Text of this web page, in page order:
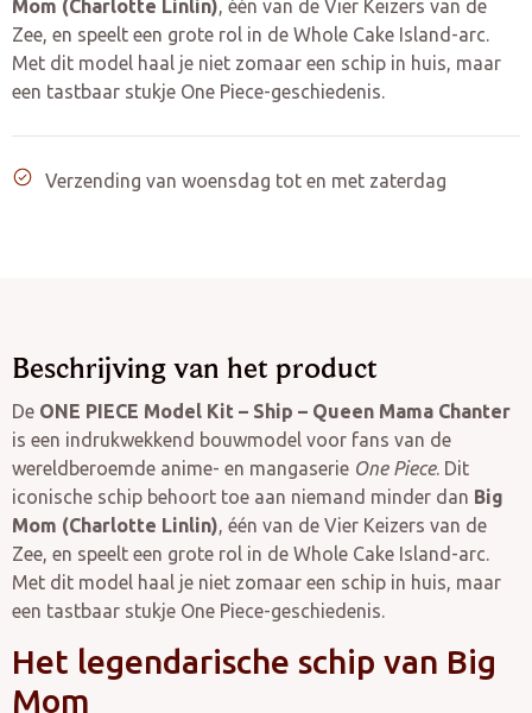
Mom (Charlotte Linlin), één van de Vier Keizers van de
Zee, en speelt een grote rol in de Whole Cake Island-arc.
Met dit model haal je niet zomaar een schip in huis, maar
een tastbaar stukje One Piece-geschiedenis.
Verzending van woensdag tot en met zaterdag
Beschrijving van het product
De ONE PIECE Model Kit – Ship – Queen Mama Chanter
is een indrukwekkend bouwmodel voor fans van de
wereldberoemde anime- en mangaserie One Piece. Dit
iconische schip behoort toe aan niemand minder dan Big
Mom (Charlotte Linlin), één van de Vier Keizers van de
Zee, en speelt een grote rol in de Whole Cake Island-arc.
Met dit model haal je niet zomaar een schip in huis, maar
een tastbaar stukje One Piece-geschiedenis.
Het legendarische schip van Big
Mom